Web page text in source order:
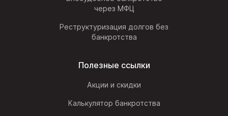
через МФЦ
Реструктуризация долгов без
банкротства
Полезные ссылки
Акции и скидки
Калькулятор банкротства